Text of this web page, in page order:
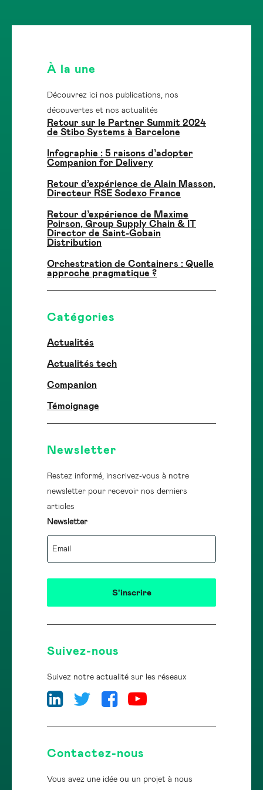
À la une
Découvrez ici nos publications, nos
découvertes et nos actualités
Retour sur le Partner Summit 2024
de Stibo Systems à Barcelone
Infographie : 5 raisons d’adopter
Companion for Delivery
Retour d’expérience de Alain Masson,
Directeur RSE Sodexo France
Retour d’expérience de Maxime
Poirson, Group Supply Chain & IT
Director de Saint-Gobain
Distribution
Orchestration de Containers : Quelle
approche pragmatique ?
Catégories
Actualités
Actualités tech
Companion
Témoignage
Newsletter
Restez informé, inscrivez-vous à notre
newsletter pour recevoir nos derniers
articles
Newsletter
Suivez-nous
Suivez notre actualité sur les réseaux
Contactez-nous
Vous avez une idée ou un projet à nous